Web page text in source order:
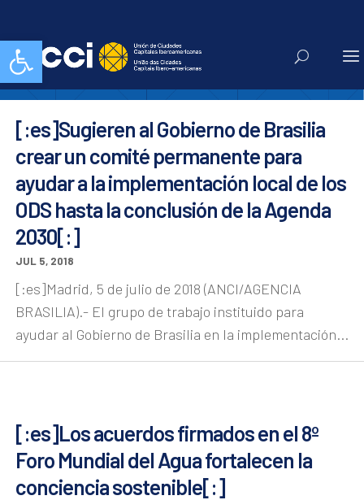
Abrir barra de herramientas
saneamiento
[:es]Sugieren al Gobierno de Brasilia
crear un comité permanente para
ayudar a la implementación local de los
ODS hasta la conclusión de la Agenda
2030[:]
JUL 5, 2018
[:es]Madrid, 5 de julio de 2018 (ANCI/AGENCIA
BRASILIA).- El grupo de trabajo instituido para
ayudar al Gobierno de Brasilia en la implementación...
[:es]Los acuerdos firmados en el 8º
Foro Mundial del Agua fortalecen la
conciencia sostenible[:]